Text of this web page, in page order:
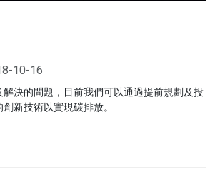
10-16
決的問題，目前我們可以通過提前規劃及投
新技術以實現碳排放。